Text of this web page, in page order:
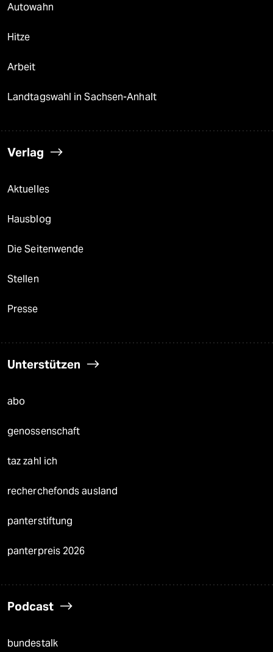
Autowahn
Hitze
Arbeit
Landtagswahl in Sachsen-Anhalt
Verlag
Aktuelles
Hausblog
Die Seitenwende
Stellen
Presse
Unterstützen
abo
genossenschaft
taz zahl ich
recherchefonds ausland
panterstiftung
panterpreis 2026
Podcast
bundestalk